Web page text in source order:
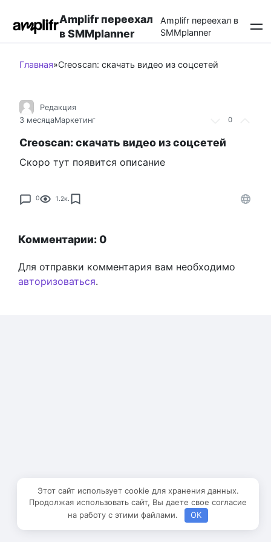
контенту
Amplifr переехал
в SMMplanner
Amplifr переехал в
SMMplanner
Главная»Creoscan: скачать видео из соцсетей
0
Редакция
3 месяцаМаркетинг
Creoscan: скачать видео из соцсетей
Скоро тут появится описание
0 1.2к.
Комментарии: 0
Для отправки комментария вам необходимо
авторизоваться.
Этот сайт использует cookie для хранения данных.
Продолжая использовать сайт, Вы даете свое согласие
на работу с этими файлами.
OK